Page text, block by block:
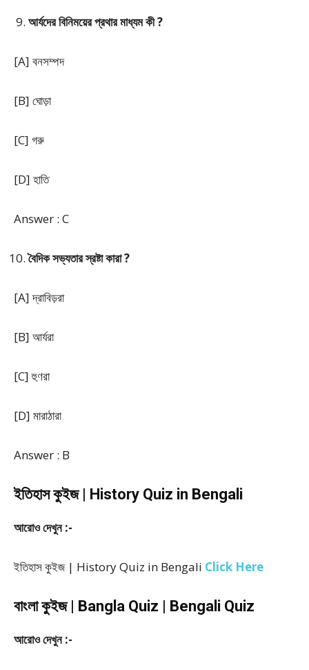
আর্যদের বিনিময়ের প্রথার মাধ্যম কী ?
[A] বনসম্পদ
[B] ঘোড়া
[C] গরু
[D] হাতি
Answer : C
বৈদিক সভ্যতার স্রষ্টা কারা ?
[A] দ্রাবিড়রা
[B] আর্যরা
[C] হুণরা
[D] মারাঠারা
Answer : B
ইতিহাস কুইজ | History Quiz in Bengali
আরোও দেখুন :-
ইতিহাস কুইজ | History Quiz in Bengali Click Here
বাংলা কুইজ | Bangla Quiz | Bengali Quiz
আরোও দেখুন :-